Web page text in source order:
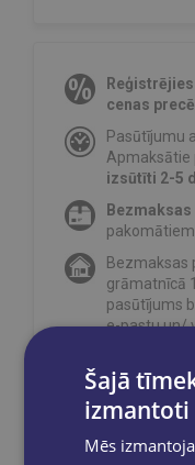
cenas
Pasūtījumu
Apmaksātie
izsūtīti 2-5
Bezmaksas
grāmatnīcā
pasūtījums
e-pastu un/
Dalies
Šajā
Mēs